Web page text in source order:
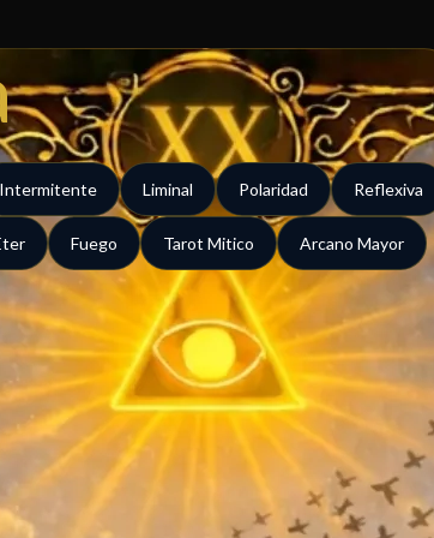
Intermitente Liminal Polaridad Reflexiva
Fuego Tarot Mitico Arcano Mayor